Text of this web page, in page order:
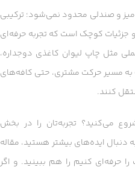
و صندلی محدود نمی‌شود؛ ترکیبی
و جزئیات کوچک است که تجربه حرفه‌ای
مثل چاپ لیوان کاغذی دوجداره،
به مسیر حرکت مشتری، حتی کافه‌های
کنند.
می‌کنید؟ تجربه‌تان را در بخش
دنبال ایده‌های بیشتر هستید، مقاله
حرفه‌ای کنیم را هم ببینید. و اگر